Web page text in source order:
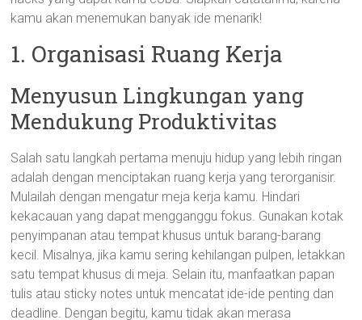
kamu akan menemukan banyak ide menarik!
1. Organisasi Ruang Kerja
Menyusun Lingkungan yang
Mendukung Produktivitas
Salah satu langkah pertama menuju hidup yang lebih ringan
adalah dengan menciptakan ruang kerja yang terorganisir.
Mulailah dengan mengatur meja kerja kamu. Hindari
kekacauan yang dapat mengganggu fokus. Gunakan kotak
penyimpanan atau tempat khusus untuk barang-barang
kecil. Misalnya, jika kamu sering kehilangan pulpen, letakkan
satu tempat khusus di meja. Selain itu, manfaatkan papan
tulis atau sticky notes untuk mencatat ide-ide penting dan
deadline. Dengan begitu, kamu tidak akan merasa